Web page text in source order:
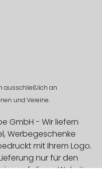
ausschließlich an
und Vereine.
GmbH - Wir liefern
Werbegeschenke
mit Ihrem Logo.
nur für den
auf dieser Website